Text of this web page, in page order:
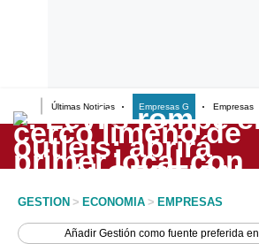
Últimas Noticias Empresas G Empresas
Lo último
Peru Quiosco
GESTION > ECONOMIA > EMPRESAS
AñadirGestión como fuente preferida en